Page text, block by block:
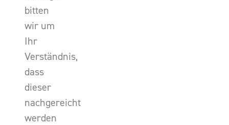
bitten
wir um
Ihr
Verständnis,
dass
dieser
nachgereicht
werden